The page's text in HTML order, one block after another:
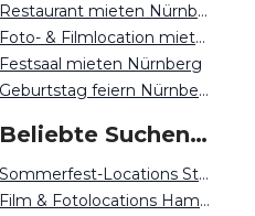
Restaurant mieten Nürnberg
Foto- & Filmlocation mieten Nürnberg
Festsaal mieten Nürnberg
Geburtstag feiern Nürnberg
Beliebte Suchen auf Event Inc
Sommerfest-Locations Stuttgart
Film & Fotolocations Hamburg